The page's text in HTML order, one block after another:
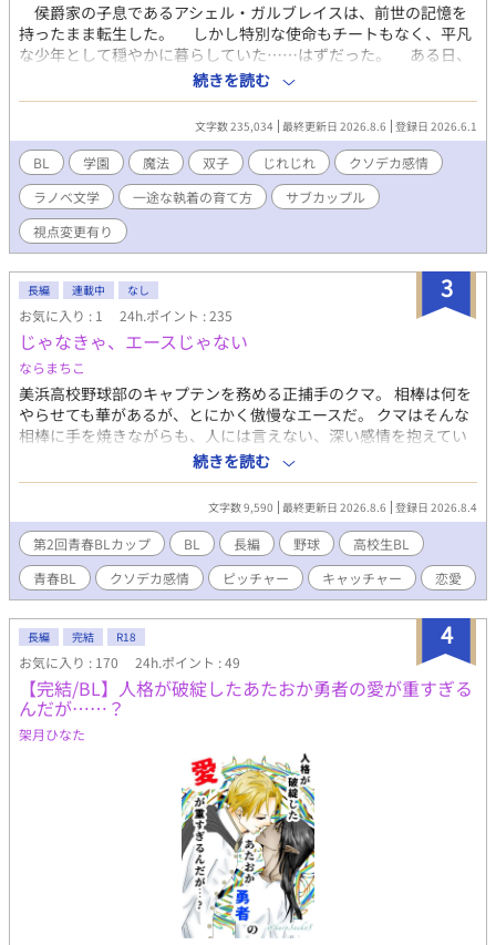
侯爵家の子息であるアシェル・ガルブレイスは、前世の記憶を
持ったまま転生した。 しかし特別な使命もチートもなく、平凡
な少年として穏やかに暮らしていた……はずだった。 ある日、
双子の妹アリシアが“破滅ルート確定の悪役令嬢”であり、 この
世界が、前世の妹が夢中になっていた乙女ゲームそのものだと気
付いてしまう。 しかも作中には―― 本来、兄である自分など
存在していなかった。 予定外の存在として生まれたアシェル
は、妹を救うために物語へ介入することを決意する。 だがその
途中で、彼の運命を大きく揺さぶる“ある人物”と出会い、 世界
の筋書きは静かに狂い始めていく。 これは、決められたシナリ
オの外側を歩む少年が、 たった一つの「想い」に辿り着くま
での物語。 アシェルは知らない。 その人物が、アシェ
本作の世界観は“緩めのゲーム風ファンタジー”です。 雰囲気重
視のため描写の甘い部分がありますが、誤字や明らかな誤用を見
つけた際はそっと教えていただけると嬉しいです。 じわじわと
「矢印」が育っていく様を見守って頂けると幸いです。 ◆R15表
記についての追記◆ 本作は基本全年齢寄りですが、物語の構成
上、 一部の回にR15程度の表現（性的・残酷描写）を含む場合が
あります。 該当回にはエピソードタイトルに「※R15版」という
注釈を入れますので、ご了承の上お楽しみください。 また、R15
の話数は別作品としてR18の差分置き場を作成予定です。 ◇エ
ピソードタイトルの末尾に 「星マーク★」が付いている話数は、
表紙絵や挿絵がある回となっております。 ＿＿ この作品は「小
説家になろう」にも投稿しています。 初回の四話同時公開以降、
なろうに追いつくまでは毎日20時に一話ずつ更新していきます♪
続きを読む
文字数 235,034 最終更新日 2026.8.6 登録日 2026.6.1
BL 学園 魔法 双子 じれじれ
クソデカ感情
ラノベ文学
一途な執着の育て方
サブカップル
視点変更有り
3
長編 連載中 なし
お気に入り : 1 24h.ポイント : 235
じゃなきゃ、エースじゃない
ならまちこ
美浜高校野球部のキャプテンを務める正捕手のクマ。 相棒は何を
やらせても華があるが、とにかく傲慢なエースだ。 クマはそんな
相棒に手を焼きながらも、人には言えない、深い感情を抱えてい
た。 あくまでも友人として接してくるエースに胸を焦がしなが
ら、卒業までの時間、野球に集中しようとするが……。 カリスマ
エースピッチャー×無骨なこじらせキャッチャーのクソデカ感情
BL
続きを読む
文字数 9,590 最終更新日 2026.8.6 登録日 2026.8.4
第2回青春BLカップ BL 長編 野球
高校生BL
青春BL
クソデカ感情 ピッチャー キャッチャー 恋愛
4
長編 完結 R18
お気に入り : 170 24h.ポイント : 49
【完結/BL】人格が破綻したあたおか勇者の愛が重すぎる
んだが……？
架月ひなた